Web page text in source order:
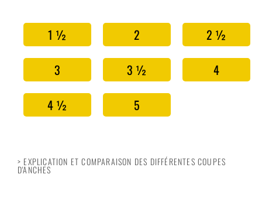
1 ½ 2
2 ½
3
3 ½
4
4 ½
5
> EXPLICATION ET COMPARAISON DES DIFFÉRENTES COUPES
D'ANCHES